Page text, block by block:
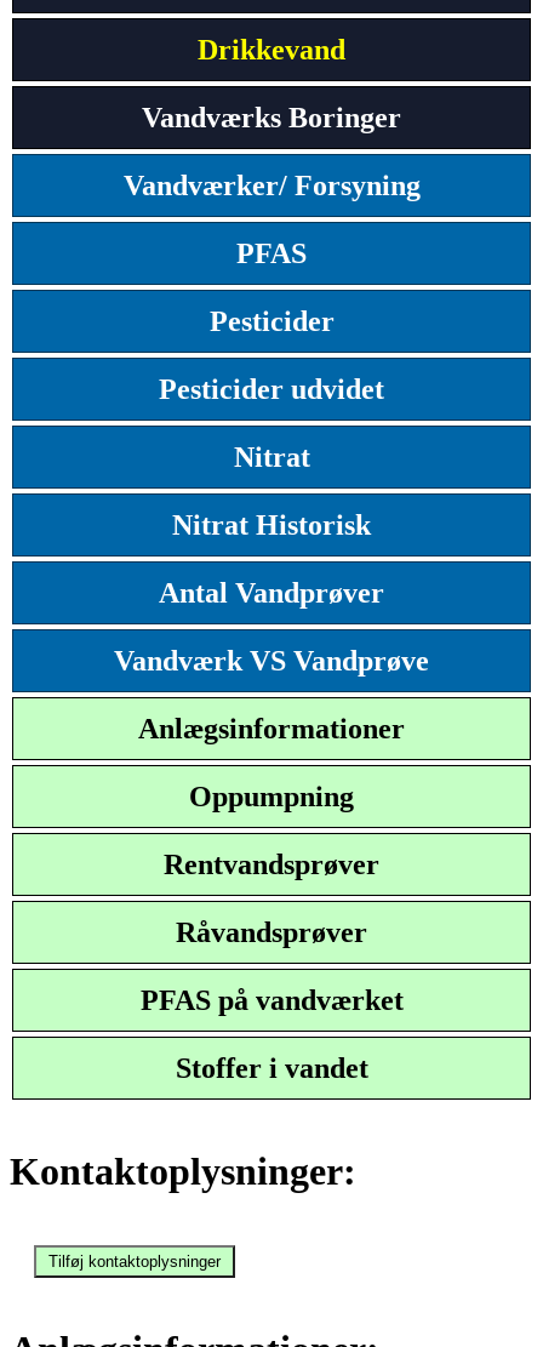
Drikkevand
Vandværks Boringer
Vandværker/ Forsyning
PFAS
Pesticider
Pesticider udvidet
Nitrat
Nitrat Historisk
Antal Vandprøver
Vandværk VS Vandprøve
Anlægsinformationer
Oppumpning
Rentvandsprøver
Råvandsprøver
PFAS på vandværket
Stoffer i vandet
Kontaktoplysninger: